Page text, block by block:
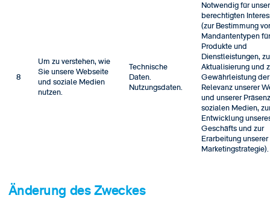
8
Um zu verstehen, wie
Sie unsere Webseite
und soziale Medien
nutzen.
Technische
Daten.
Nutzungsdaten.
Notwendig für
berechtigten
(zur Bestimmung
Mandantentypen
Produkte und
Dienstleistungen,
Aktualisierung und
Gewährleistung der
Relevanz unserer
und unserer
sozialen Medien,
Entwicklung
Geschäfts und zur
Erarbeitung unserer
Marketingstrategie).
Änderung des Zweckes